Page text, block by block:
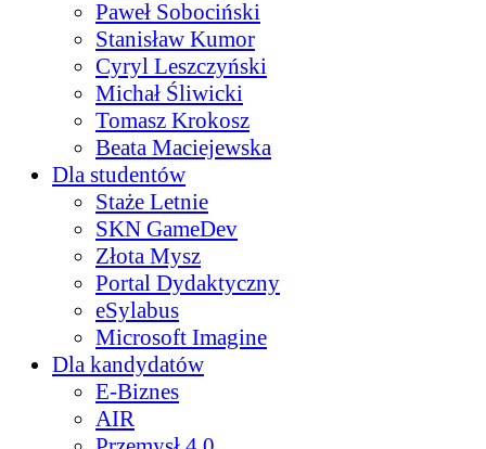
Paweł Sobociński
Stanisław Kumor
Cyryl Leszczyński
Michał Śliwicki
Tomasz Krokosz
Beata Maciejewska
Dla studentów
Staże Letnie
SKN GameDev
Złota Mysz
Portal Dydaktyczny
eSylabus
Microsoft Imagine
Dla kandydatów
E-Biznes
AIR